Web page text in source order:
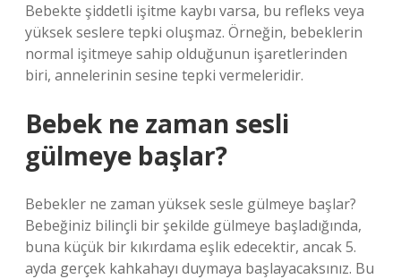
Bebekte şiddetli işitme kaybı varsa, bu refleks veya
yüksek seslere tepki oluşmaz. Örneğin, bebeklerin
normal işitmeye sahip olduğunun işaretlerinden
biri, annelerinin sesine tepki vermeleridir.
Bebek ne zaman sesli
gülmeye başlar?
Bebekler ne zaman yüksek sesle gülmeye başlar?
Bebeğiniz bilinçli bir şekilde gülmeye başladığında,
buna küçük bir kıkırdama eşlik edecektir, ancak 5.
ayda gerçek kahkahayı duymaya başlayacaksınız. Bu